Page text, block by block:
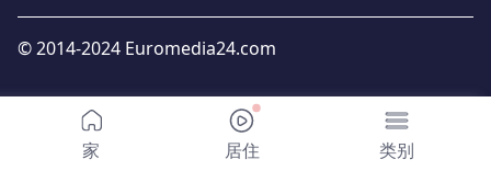
家 居住 类别
© 2014-2024 Euromedia24.com